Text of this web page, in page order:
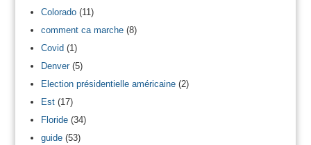
Colorado(11)
comment ca marche(8)
Covid(1)
Denver(5)
Election présidentielle américaine(2)
Est(17)
Floride(34)
guide(53)